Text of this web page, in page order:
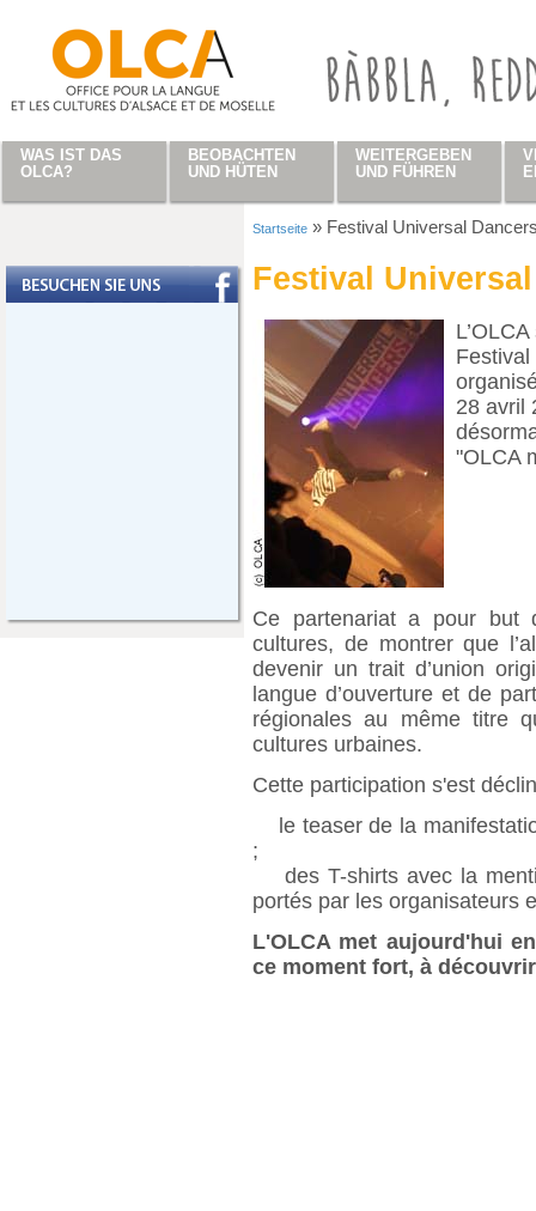
Startseite » Festival Universal
Festival
28 avril
"OLCA
Ce partenariat a pour but
cultures, de montrer que
devenir un trait d’union
langue d’ouverture et de
régionales au même titre
cultures urbaines.
Cette participation s'est
le teaser de la
;
des T-shirts avec la
portés par les organisateurs
L'OLCA met aujourd'hui
ce moment fort, à
WAS IST DAS
OLCA?
BEOBACHTEN
UND HÜTEN
WEITERGEBEN
UND FÜHREN